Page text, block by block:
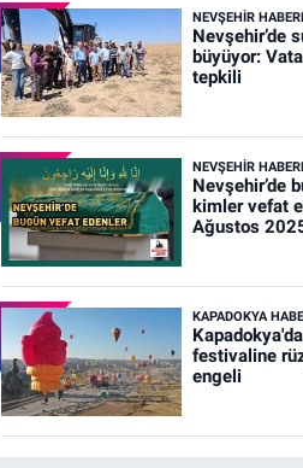
NEVŞEHIR
Nevşehir’de
büyüyor:
tepkili
NEVŞEHIR
Nevşehir’de
kimler vefat
Ağustos
KAPADOKYA
festivaline
engeli